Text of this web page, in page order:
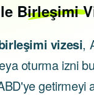
Birleşimi
vizesi,
oturma izni
getirmeyi